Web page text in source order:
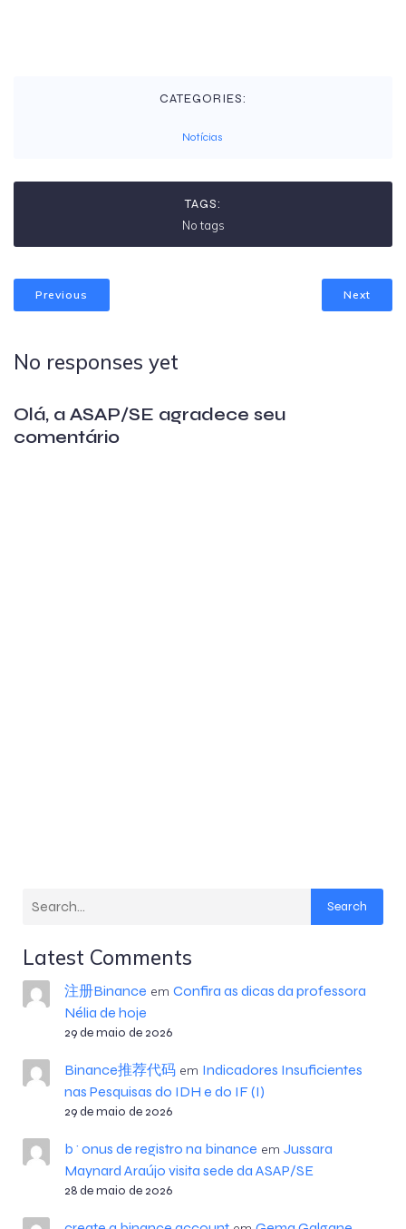
CATEGORIES:
Notícias
TAGS:
No tags
Previous Next
No responses yet
Olá, a ASAP/SE agradece seu
comentário
Search
Latest Comments
注册Binance em Confira as dicas da professora
Nélia de hoje
29 de maio de 2026
Binance推荐代码em Indicadores Insuficientes
nas Pesquisas do IDH e do IF (I)
29 de maio de 2026
b^onus de registro na binance em Jussara
Maynard Araújo visita sede da ASAP/SE
28 de maio de 2026